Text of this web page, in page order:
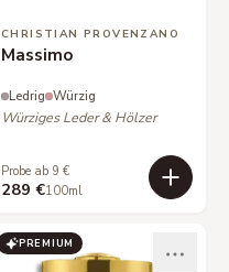
CHRISTIAN PROVENZANO
Massimo
Ledrig Würzig
Würziges Leder & Hölzer
Probe ab 9 €
289 €100ml
PREMIUM